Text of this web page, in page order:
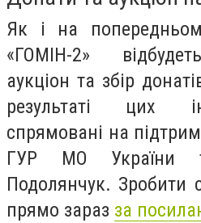
Як і на
«ГОМІН-2»
аукціон та збір
результаті цих
спрямовані на
ГУР МО України
Подолянчук. Зробити
прямо зараз за